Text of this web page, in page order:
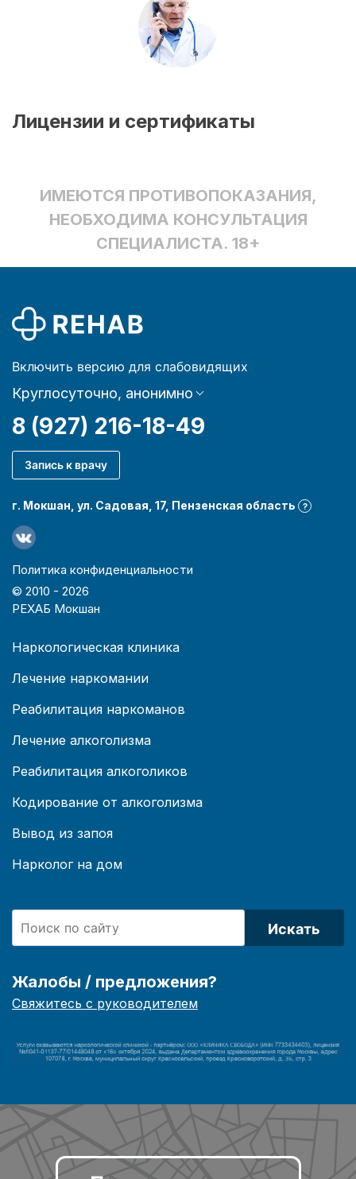
Лицензии и сертификаты
ИМЕЮТСЯ ПРОТИВОПОКАЗАНИЯ,
НЕОБХОДИМА КОНСУЛЬТАЦИЯ
СПЕЦИАЛИСТА. 18+
Включить версию для слабовидящих
Круглосуточно, анонимно
8 (927) 216-18-49
Запись к врачу
г. Мокшан, ул. Садовая, 17, Пензенская область ?
Политика конфиденциальности
© 2010 - 2026
РЕХАБ Мокшан
Наркологическая клиника
Лечение наркомании
Реабилитация наркоманов
Лечение алкоголизма
Реабилитация алкоголиков
Кодирование от алкоголизма
Вывод из запоя
Нарколог на дом
Искать
Жалобы / предложения?
Свяжитесь с руководителем